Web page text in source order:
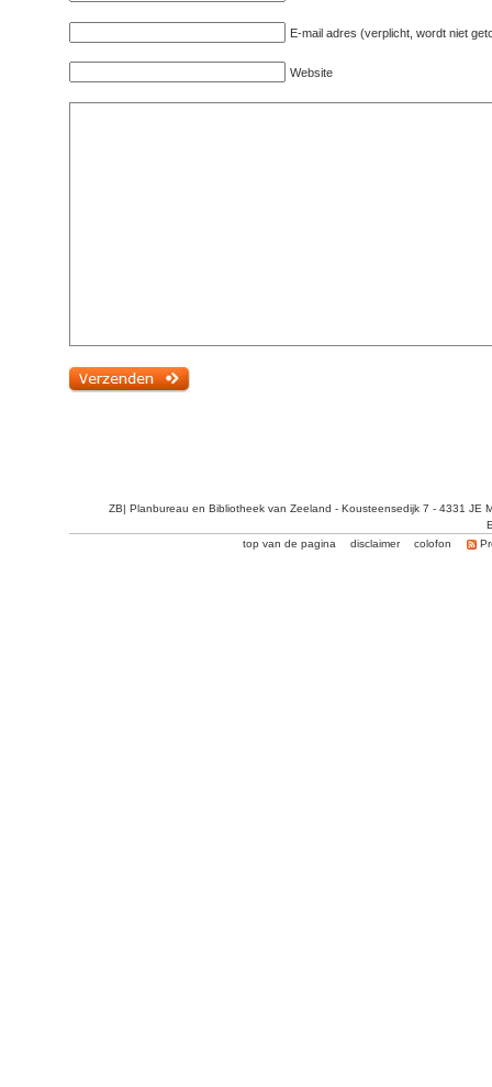
E-mail adres (verplicht, wordt niet
Website
ZB| Planbureau en Bibliotheek van Zeeland - Kousteensedijk 7 - 4331 JE
top van de pagina
disclaimer colofon